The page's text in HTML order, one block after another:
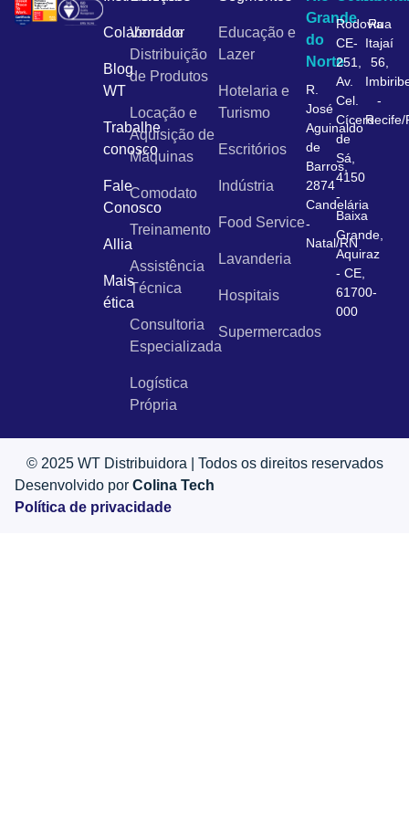
Colaborador
Blog
WT
Trabalhe
conosco
Fale
Conosco
Allia
Mais
ética
Venda e
Distribuição
de Produtos
Locação e
Aquisição de
Máquinas
Comodato
Treinamento
Assistência
Técnica
Consultoria
Especializada
Logística
Própria
Educação e
Lazer
Hotelaria e
Turismo
Escritórios
Indústria
Food Service
Lavanderia
Hospitais
Supermercados
Grande
do
Norte
R.
José
Aguinaldo
de
Barros,
2874
Candelária
-
Natal/RN
Rodovia
CE-
251,
Av.
Cel.
Cícero
de
Sá,
4150
-
Baixa
Grande,
Aquiraz
- CE,
61700-
000
Rua
Itajaí
56,
-
Recife/
© 2025 WT Distribuidora | Todos os direitos reservados
Desenvolvido por Colina Tech
Política de privacidade